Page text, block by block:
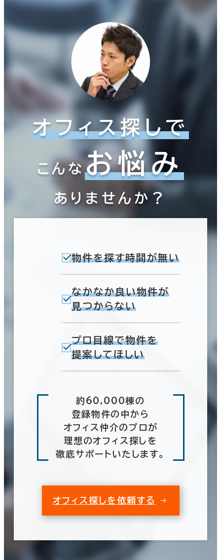
オフィス探しで
こんなお悩み
ありませんか？
物件を探す時間が無い
なかなか良い物件が
見つからない
プロ目線で物件を
提案してほしい
約60,000棟の
登録物件の中から
オフィス仲介のプロが
理想のオフィス探しを
徹底サポートいたします。
オフィス探しを依頼する